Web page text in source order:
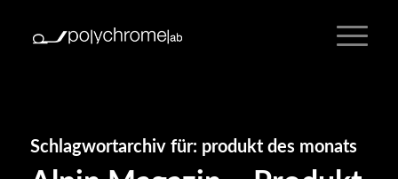
Schlagwortarchiv für: produkt des monats